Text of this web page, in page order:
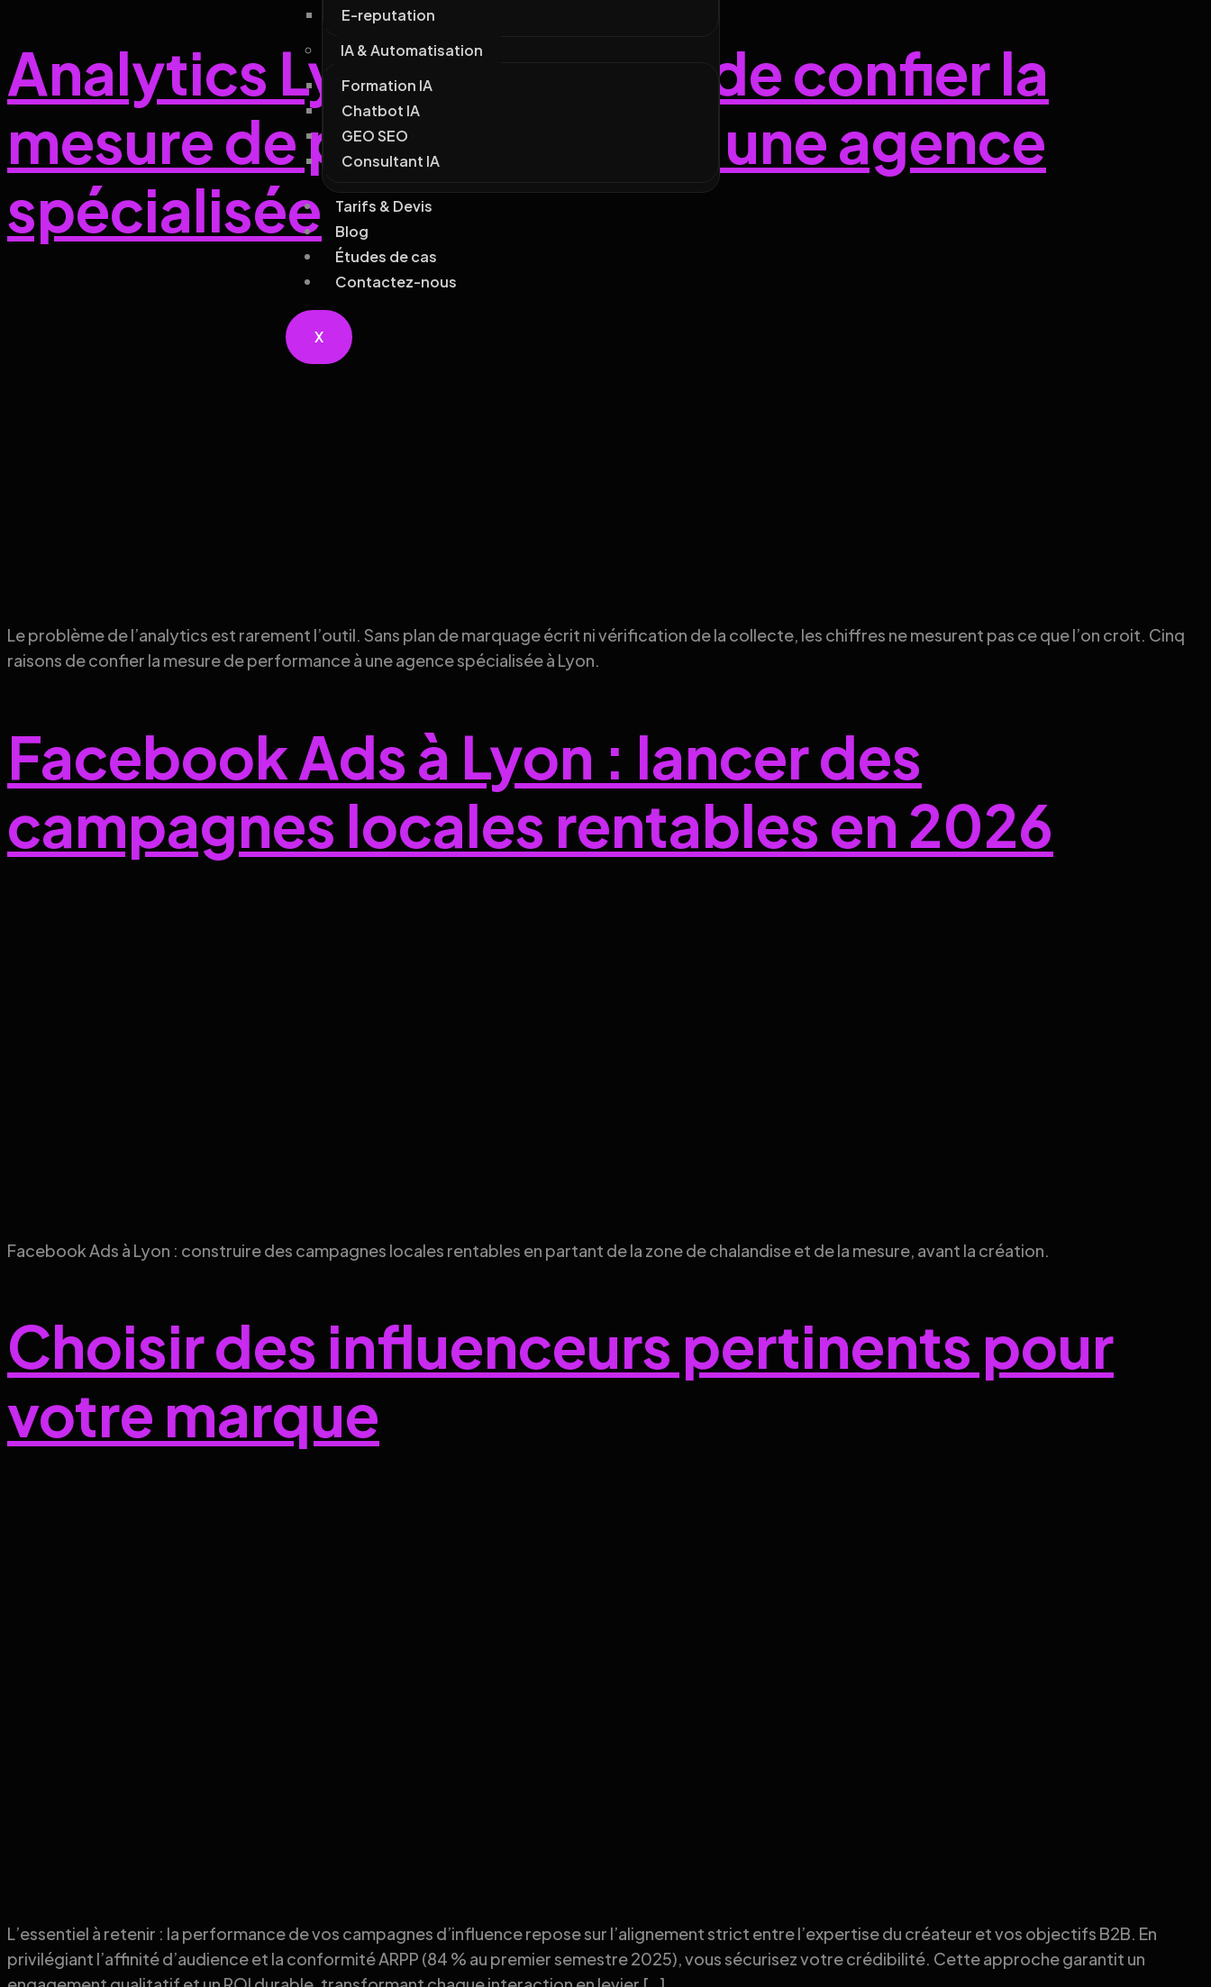
E-reputation
IA & Automatisation
Formation IA
Chatbot IA
GEO SEO
Consultant IA
Tarifs & Devis
Blog
Études de cas
Contactez-nous
X
Analytics Lyon : 5 raisons de confier la
mesure de performance à une agence
spécialisée
Le problème de l’analytics est rarement l’outil. Sans plan de marquage écrit ni vérification de la collecte, les chiffres ne mesurent pas ce que l’on croit. Cinq
raisons de confier la mesure de performance à une agence spécialisée à Lyon.
Facebook Ads à Lyon : lancer des
campagnes locales rentables en 2026
Facebook Ads à Lyon : construire des campagnes locales rentables en partant de la zone de chalandise et de la mesure, avant la création.
Choisir des influenceurs pertinents pour
votre marque
L’essentiel à retenir : la performance de vos campagnes d’influence repose sur l’alignement strict entre l’expertise du créateur et vos objectifs B2B. En
privilégiant l’affinité d’audience et la conformité ARPP (84 % au premier semestre 2025), vous sécurisez votre crédibilité. Cette approche garantit un